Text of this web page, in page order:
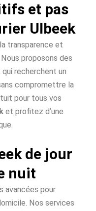
et pas
Ulbeek
transparence et
proposons des
recherchent un
compromettre la
pour tous vos
et profitez d’une
de jour
nuit
avancées pour
Nos services